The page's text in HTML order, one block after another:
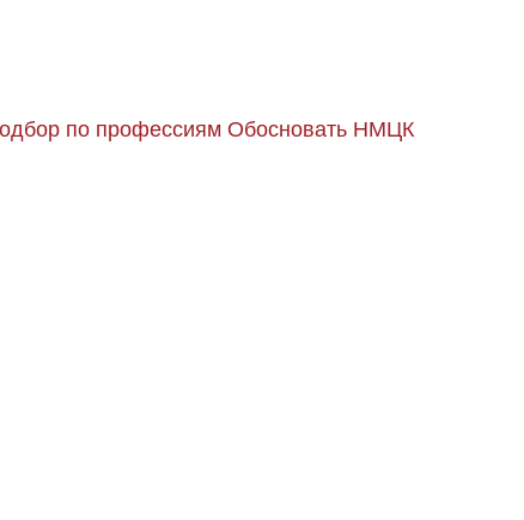
по профессиям Обосновать НМЦК